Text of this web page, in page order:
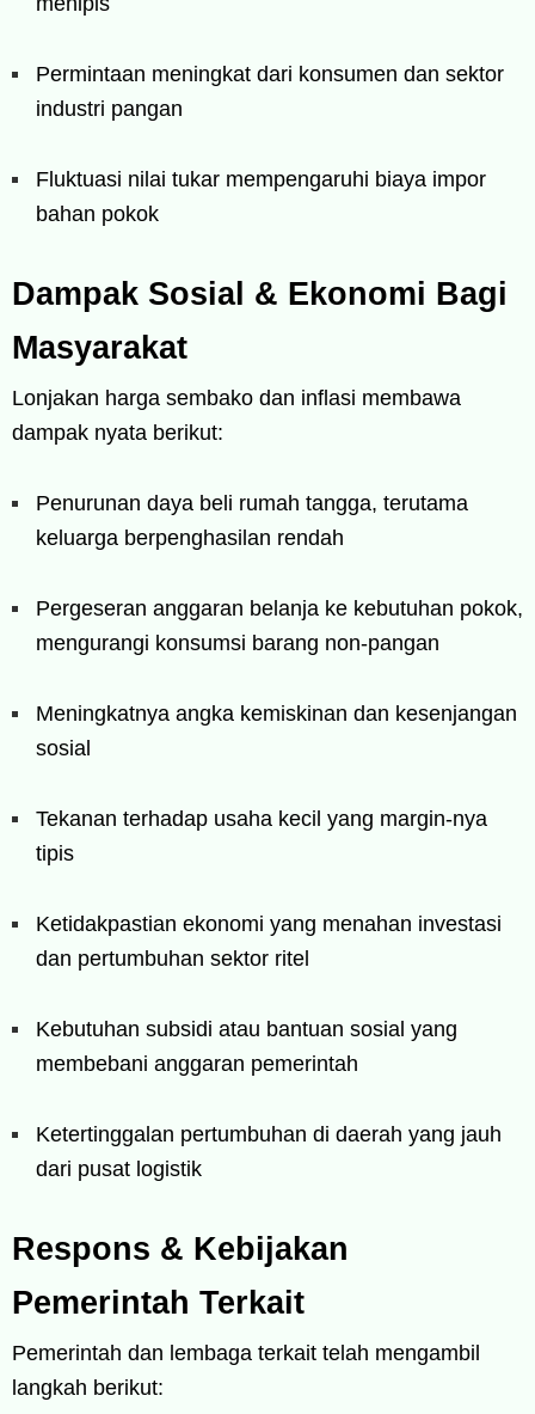
Permintaan meningkat dari konsumen dan sektor
industri pangan
Fluktuasi nilai tukar mempengaruhi biaya impor
bahan pokok
Dampak Sosial & Ekonomi Bagi
Masyarakat
Lonjakan harga sembako dan inflasi membawa
dampak nyata berikut:
Penurunan daya beli rumah tangga, terutama
keluarga berpenghasilan rendah
Pergeseran anggaran belanja ke kebutuhan pokok,
mengurangi konsumsi barang non-pangan
Meningkatnya angka kemiskinan dan kesenjangan
sosial
Tekanan terhadap usaha kecil yang margin-nya
tipis
Ketidakpastian ekonomi yang menahan investasi
dan pertumbuhan sektor ritel
Kebutuhan subsidi atau bantuan sosial yang
membebani anggaran pemerintah
Ketertinggalan pertumbuhan di daerah yang jauh
dari pusat logistik
Respons & Kebijakan
Pemerintah Terkait
Pemerintah dan lembaga terkait telah mengambil
langkah berikut: